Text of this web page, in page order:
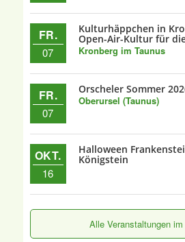
FR.
07
Kulturhäppchen in
Open-Air-Kultur für
Kronberg im Taunus
FR.
07
Orscheler Sommer
Oberursel (Taunus)
OKT.
16
Halloween
Königstein
Alle Veranstaltungen im